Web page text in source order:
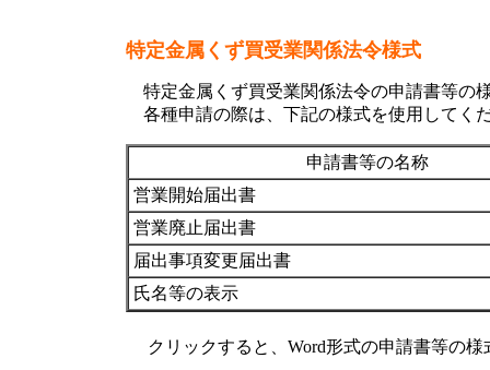
特定金属くず買受業関係法令様式
特定金属くず買受業関係法令の申請書等の
各種申請の際は、下記の様式を使用してく
申請書等の名称
営業開始届出書
営業廃止届出書
届出事項変更届出書
氏名等の表示
クリックすると、Word形式の申請書等の様